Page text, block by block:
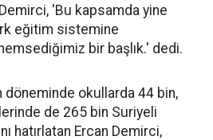
'Bu kapsamda yine
eğitim sistemine
bir başlık.' dedi.
okullarda 44 bin,
de 265 bin Suriyeli
hatırlatan Ercan Demirci,